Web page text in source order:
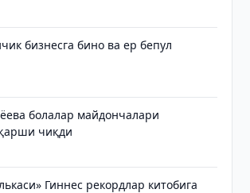
бизнесга бино ва ер бепул
болалар майдончалари
чиқди
Гиннес рекордлар китобига